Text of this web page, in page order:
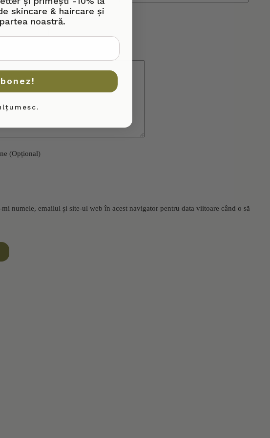
(Opțional)
mi numele, emailul și site-ul web în acest navigator pentru data viitoare când o să
skincare & haircare și
noastră.